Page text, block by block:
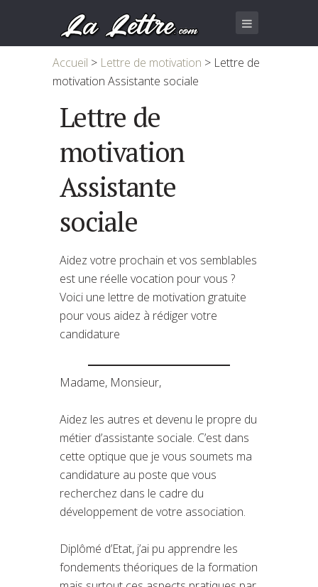
Accueil > Lettre de motivation > Lettre de
motivation Assistante sociale
Lettre de
motivation
Assistante
sociale
Aidez votre prochain et vos semblables
est une réelle vocation pour vous ?
Voici une lettre de motivation gratuite
pour vous aidez à rédiger votre
candidature
Madame, Monsieur,
Aidez les autres et devenu le propre du
métier d’assistante sociale. C’est dans
cette optique que je vous soumets ma
candidature au poste que vous
recherchez dans le cadre du
développement de votre association.
Diplômé d’Etat, j’ai pu apprendre les
fondements théoriques de la formation